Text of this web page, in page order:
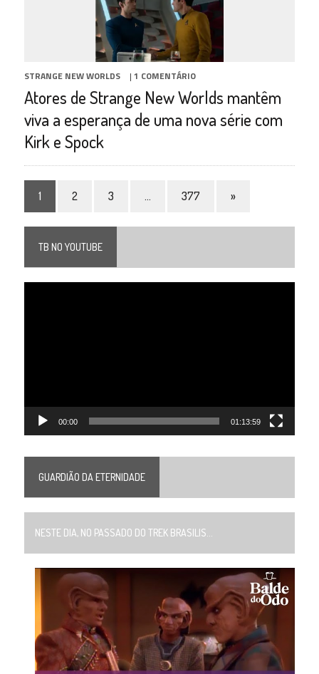
STRANGE NEW WORLDS | 1 COMENTÁRIO
Atores de Strange New Worlds mantêm
viva a esperança de uma nova série com
Kirk e Spock
1 2 3 … 377 »
TB NO YOUTUBE
00:00 01:13:59
GUARDIÃO DA ETERNIDADE
NESTE DIA, NO PASSADO DO TREK BRASILIS...